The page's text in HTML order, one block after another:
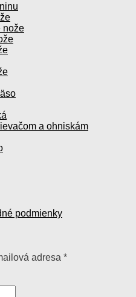
nože
a ohniskám
podmienky
adresa *